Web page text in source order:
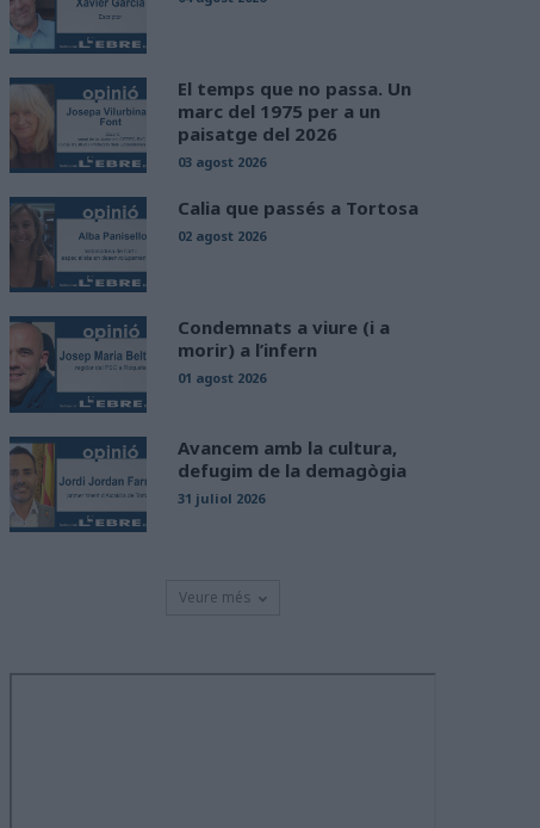
El temps que no passa. Un
marc del 1975 per a un
paisatge del 2026
03 agost 2026
Calia que passés a Tortosa
02 agost 2026
Condemnats a viure (i a
morir) a l’infern
01 agost 2026
Avancem amb la cultura,
defugim de la demagògia
31 juliol 2026
Veure més